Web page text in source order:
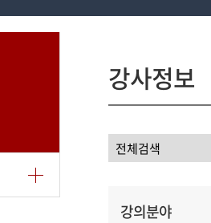
강사정보
강의분야